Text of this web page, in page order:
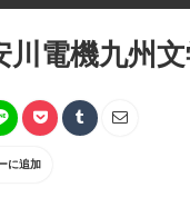
川電機九州
に追加